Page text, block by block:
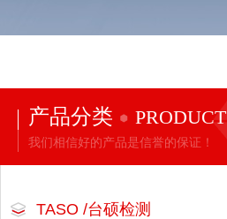
产品分类 PRODUCT
我们相信好的产品是信誉的保证！
TASO /台硕检测